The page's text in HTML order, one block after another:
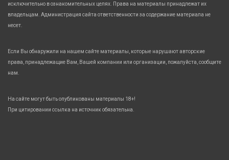
исключительно в ознакомительных целях. Права на материалы принадлежат их
владельцам. Администрация сайта ответственности за содержание материала не
несет.
Если Вы обнаружили на нашем сайте материалы, которые нарушают авторские
права, принадлежащие Вам, Вашей компании или организации, пожалуйста, сообщите
нам.
На сайте могут быть опубликованы материалы 18+!
При цитировании ссылка на источник обязательна.